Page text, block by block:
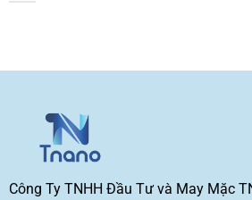
Công Ty TNHH Đầu Tư và May Mặc